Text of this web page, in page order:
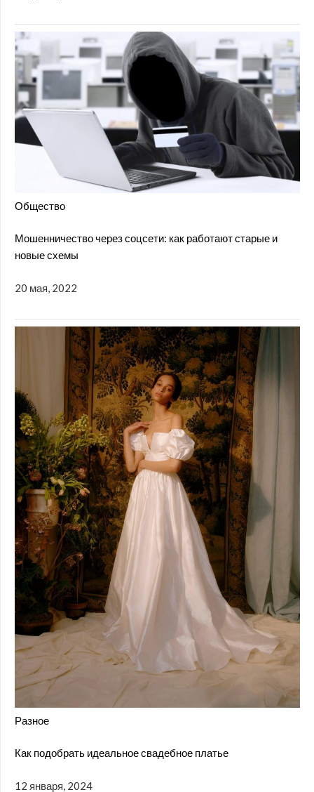
Общество
Мошенничество через соцсети: как работают старые и
новые схемы
20 мая, 2022
Разное
Как подобрать идеальное свадебное платье
12 января, 2024